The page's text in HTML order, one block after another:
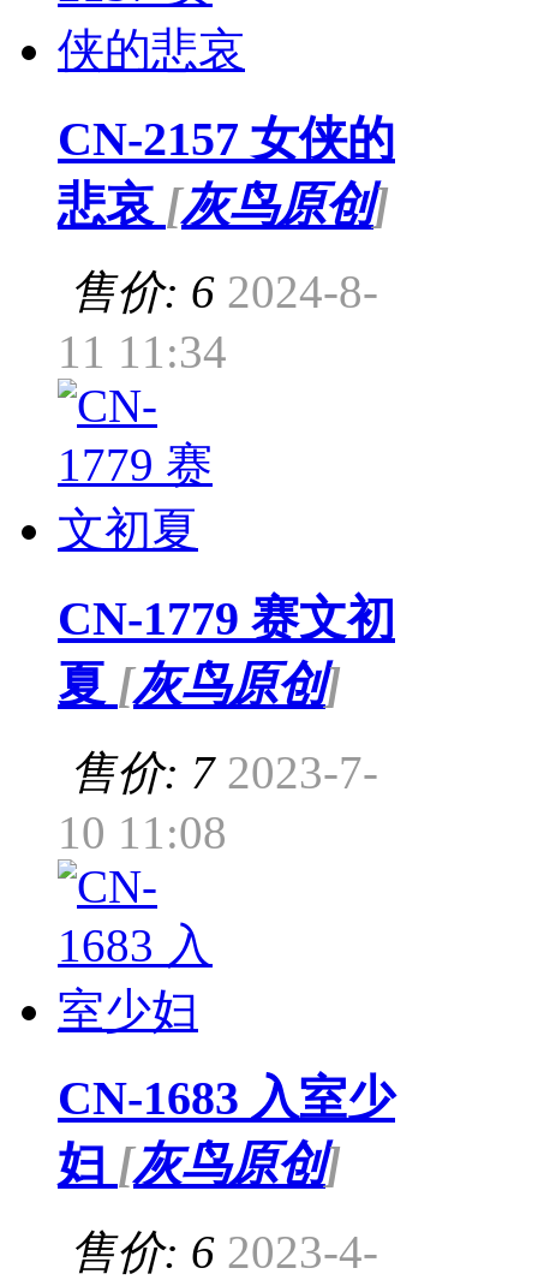
CN-2157 女侠的
悲哀 [灰鸟原创]
售价: 6 2024-8-
11 11:34
CN-1779 赛文初
夏 [灰鸟原创]
售价: 7 2023-7-
10 11:08
CN-1683 入室少
妇 [灰鸟原创]
售价: 6 2023-4-